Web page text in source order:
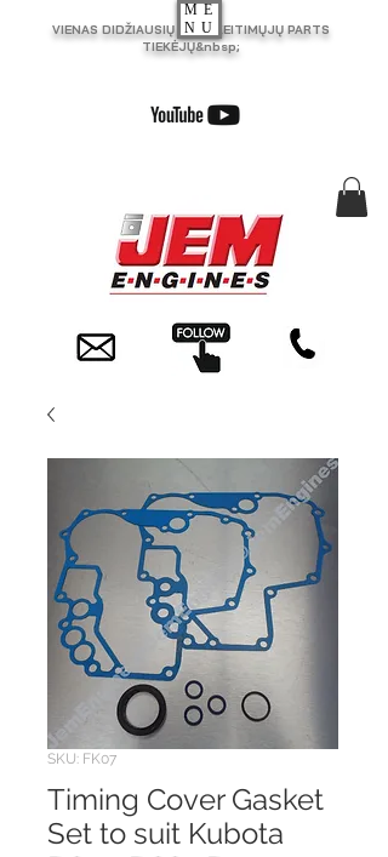
VIENAS DIDŽIAUSIŲ JK PAKEITIMŲJŲ PARTS
TIEKĖJŲ&nbsp;
ME
NU
SKU: FK07
Timing Cover Gasket
Set to suit Kubota